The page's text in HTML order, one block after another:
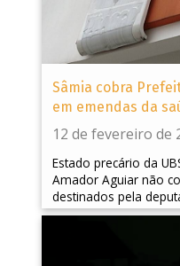
Sâmia cobra
em emendas da
12 de fevereiro de
Estado precário da
Amador Aguiar não
destinados pela